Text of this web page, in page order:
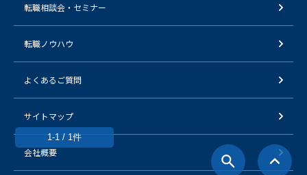
1-1 / 1件
転職相談会・セミナー
転職ノウハウ
よくあるご質問
サイトマップ
会社概要